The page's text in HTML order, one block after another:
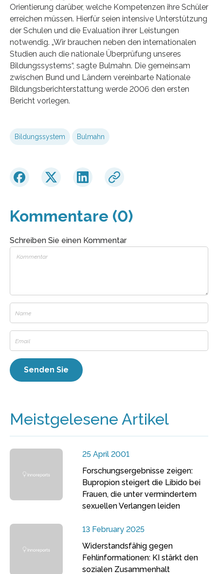
Orientierung darüber, welche Kompetenzen ihre Schüler
erreichen müssen. Hierfür seien intensive Unterstützung
der Schulen und die Evaluation ihrer Leistungen
notwendig. „Wir brauchen neben den internationalen
Studien auch die nationale Überprüfung unseres
Bildungssystems“, sagte Bulmahn. Die gemeinsam
zwischen Bund und Ländern vereinbarte Nationale
Bildungsberichterstattung werde 2006 den ersten
Bericht vorlegen.
Bildungssystem Bulmahn
Kommentare (0)
Schreiben Sie einen Kommentar
Meistgelesene Artikel
25 April 2001
Forschungsergebnisse zeigen:
Bupropion steigert die Libido bei
Frauen, die unter vermindertem
sexuellen Verlangen leiden
13 February 2025
Widerstandsfähig gegen
Fehlinformationen: KI stärkt den
sozialen Zusammenhalt